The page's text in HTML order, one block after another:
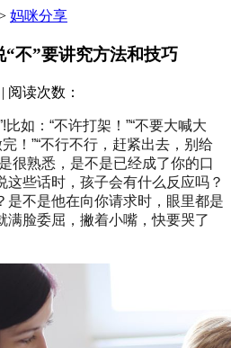
妈咪分享
不”要讲究方法和技巧
阅读次数：
如：“不许打架！”“不要大喊大
！”“不行不行，赶紧出去，别给
很熟悉，是不是已经成了你的口
这些话时，孩子会有什么反应吗？
是不是他在向你请求时，眼里都是
满脸委屈，撇着小嘴，快要哭了